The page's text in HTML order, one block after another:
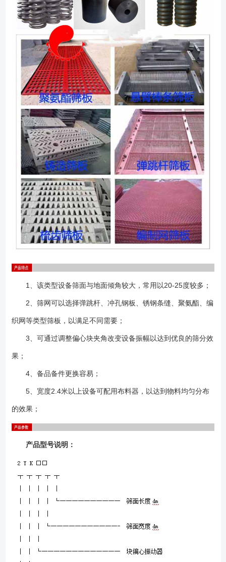
够正常运行。振动筛的任何部分均不应碰撞固定的部件（例如，溜槽，平
台），也不应在有聚集送料状态下进行工作。 ●要经常地检查筛板并及
时地清理粘附物料。要在发生完全失效之前进行修复或更换磨损的筛板模
块或松动的筛板模块以防止损坏其它筛机部件或其他相关设备。 ●及时
更换损坏的弹簧。除了处理不当或在弹簧圈中堆积物料之外，在正常情况
下，弹簧具有很长使用寿命，一个弹簧出现故障可表明整套弹簧接近了使
用期限。我们建议：如果发现一个弹簧有故障，那么，要更换在该支承部
位的整套弹簧。 ●在每次换筛板时，要检查侧板、横梁、筛板支承轨
（若有）和连接板。在任何情况下，均要至少每一个月检查筛板支承轨和
连接板。
1、该类型设备筛面与地面倾角较大，常用以20-25度较多；
2、筛网可以选择弹跳杆、冲孔钢板、锈钢条缝、聚氨酯、编
织网等类型筛板，以满足不同需要；
3、可通过调整偏心块夹角改变设备振幅以达到优良的筛分效
果；
4、备品备件更换容易；
5、宽度2.4米以上设备可配用布料器，以达到物料均匀分布
的效果；
产品型号说明：